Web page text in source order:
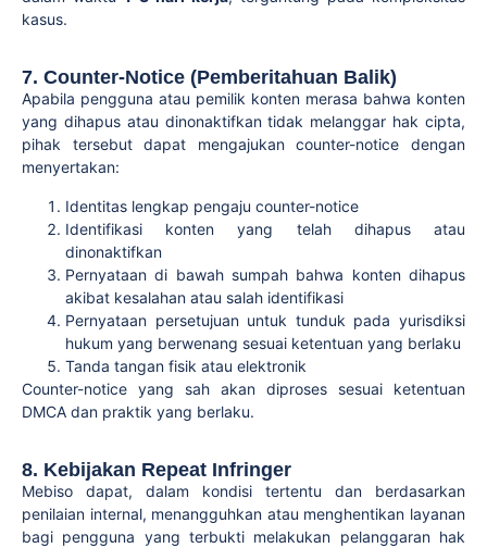
kasus.
7. Counter-Notice (Pemberitahuan Balik)
Apabila pengguna atau pemilik konten merasa bahwa konten
yang dihapus atau dinonaktifkan tidak melanggar hak cipta,
pihak tersebut dapat mengajukan counter-notice dengan
menyertakan:
Identitas lengkap pengaju counter-notice
Identifikasi konten yang telah dihapus atau
dinonaktifkan
Pernyataan di bawah sumpah bahwa konten dihapus
akibat kesalahan atau salah identifikasi
Pernyataan persetujuan untuk tunduk pada yurisdiksi
hukum yang berwenang sesuai ketentuan yang berlaku
Tanda tangan fisik atau elektronik
Counter-notice yang sah akan diproses sesuai ketentuan
DMCA dan praktik yang berlaku.
8. Kebijakan Repeat Infringer
Mebiso dapat, dalam kondisi tertentu dan berdasarkan
penilaian internal, menangguhkan atau menghentikan layanan
bagi pengguna yang terbukti melakukan pelanggaran hak